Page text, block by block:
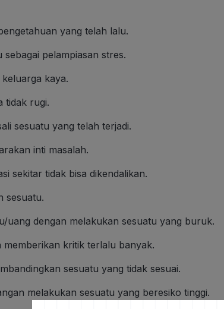
yang telah lalu.
pelampiasan stres.
kaya.
tidak rugi.
sesuatu yang telah terjadi.
inti masalah.
sekitar tidak bisa dikendalikan.
sesuatu.
uang dengan melakukan sesuatu yang buruk.
memberikan kritik terlalu banyak.
sesuatu yang tidak sesuai.
melakukan sesuatu yang beresiko tinggi.